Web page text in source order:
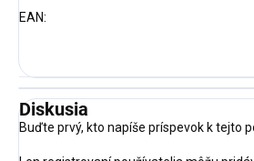
EAN:
Diskusia
Buďte prvý, kto napíše príspevok k tejto